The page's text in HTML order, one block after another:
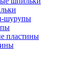
шурупы
пластины